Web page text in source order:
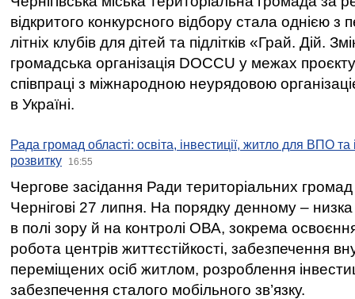
відкритого конкурсного відбору стала однією
літніх клубів для дітей та підлітків «Грай. Дій.
громадська організація DOCCU у межах
співпраці з міжнародною неурядовою
в Україні.
Рада громад області: освіта, інвестиції, житло для ВПО
розвитку
16:55
Чергове засідання Ради територіальних громад
Чернігові 27 липня. На порядку денному –
в полі зору й на контролі ОВА, зокрема освоєння
робота центрів життєстійкості, забезпечення
переміщених осіб житлом, розроблення
забезпечення сталого мобільного зв’язку.